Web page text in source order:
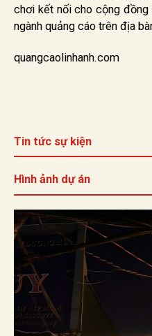
chơi kết nối cho cộng
ngành quảng cáo trên địa
quangcaolinhanh.com
Tin tức sự kiện
Hình ảnh dự án